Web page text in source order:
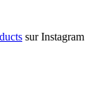
sur Instagram